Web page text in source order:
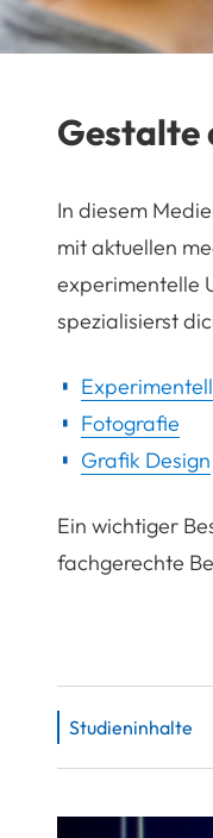
Gestalte
In diesem
mit aktuellen
experimentelle
spezialisierst
Fotografie
Grafik Design
Ein wichtiger
fachgerechte
Studieninhalte